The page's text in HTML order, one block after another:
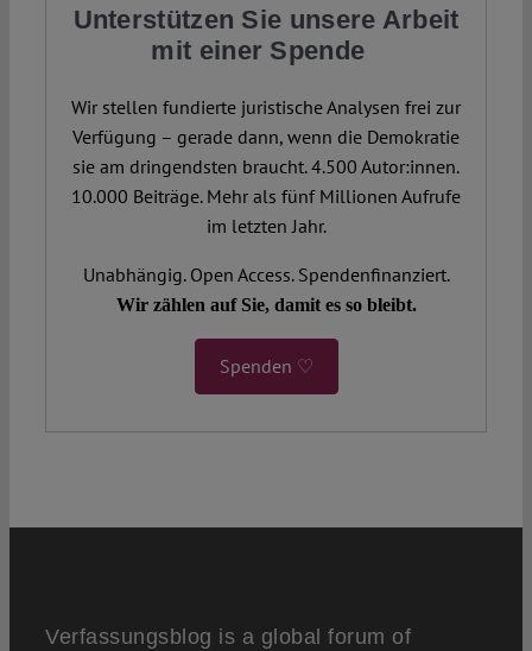
Unterstützen Sie unsere Arbeit
mit einer Spende
Wir stellen fundierte juristische Analysen frei zur
Verfügung – gerade dann, wenn die Demokratie
sie am dringendsten braucht. 4.500 Autor:innen.
10.000 Beiträge. Mehr als fünf Millionen Aufrufe
im letzten Jahr.
Unabhängig. Open Access. Spendenfinanziert.
Wir zählen auf Sie, damit es so bleibt.
Spenden ♡
Verfassungsblog is a global forum of